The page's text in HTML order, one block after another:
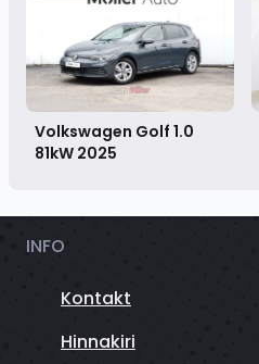
Volkswagen Golf 1.0
81kW 2025
INFO
Kontakt
Hinnakiri